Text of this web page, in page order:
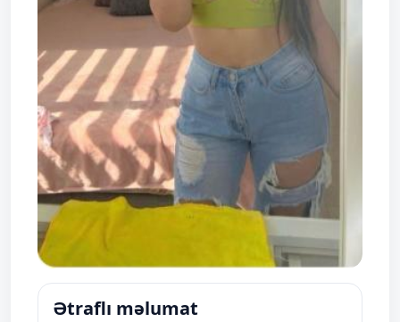
Ətraflı məlumat